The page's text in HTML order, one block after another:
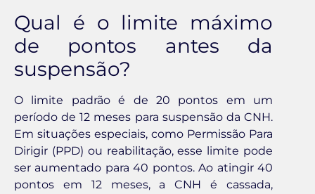
Qual é o limite máximo
de pontos antes da
suspensão?
O limite padrão é de 20 pontos em um
período de 12 meses para suspensão da CNH.
Em situações especiais, como Permissão Para
Dirigir (PPD) ou reabilitação, esse limite pode
ser aumentado para 40 pontos. Ao atingir 40
pontos em 12 meses, a CNH é cassada,